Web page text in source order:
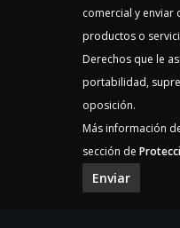
comercial y enviar
productos o
Derechos que le
portabilidad,
oposición.
Más información
sección de
Enviar